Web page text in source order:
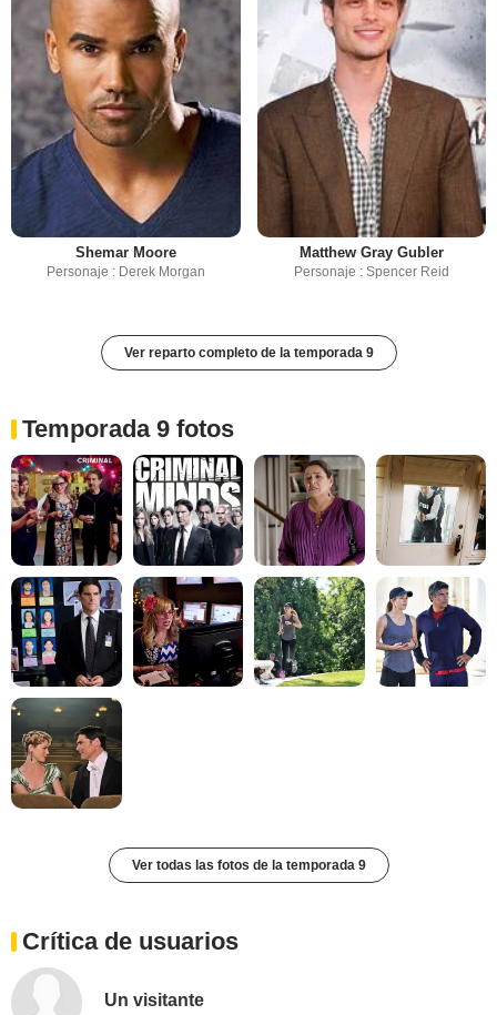
Shemar Moore
Personaje : Derek Morgan
Matthew Gray Gubler
Personaje : Spencer Reid
Ver reparto completo de la temporada 9
Temporada 9 fotos
Ver todas las fotos de la temporada 9
Crítica de usuarios
Un visitante